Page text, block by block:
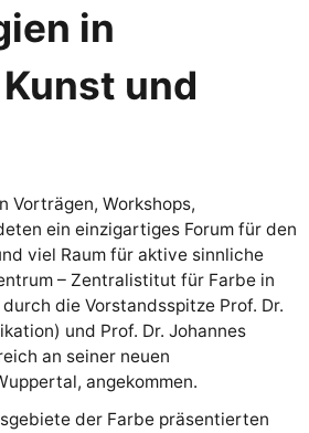
in
und
Vorträgen, Workshops,
ein einzigartiges Forum für den
viel Raum für aktive sinnliche
– Zentralistitut für Farbe in
die Vorstandsspitze Prof. Dr.
und Prof. Dr. Johannes
an seiner neuen
angekommen.
der Farbe präsentierten